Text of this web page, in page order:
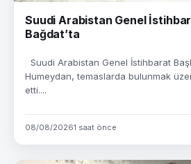
Suudi Arabistan Genel
Bağdat’ta
Suudi Arabistan Genel İstihbarat
Humeydan, temaslarda bulunmak
etti....
08/08/20261 saat önce